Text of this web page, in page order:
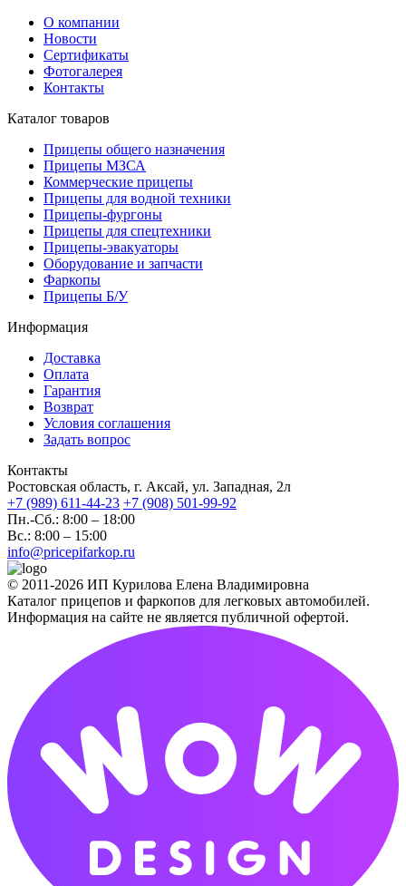
О компании
Новости
Сертификаты
Фотогалерея
Контакты
Каталог товаров
Прицепы общего назначения
Прицепы МЗСА
Коммерческие прицепы
Прицепы для водной техники
Прицепы-фургоны
Прицепы для спецтехники
Прицепы-эвакуаторы
Оборудование и запчасти
Фаркопы
Прицепы Б/У
Информация
Доставка
Оплата
Гарантия
Возврат
Условия соглашения
Задать вопрос
Контакты
Ростовская область, г. Аксай, ул. Западная, 2л
+7 (989) 611-44-23 +7 (908) 501-99-92
Пн.-Сб.: 8:00 – 18:00
Вс.: 8:00 – 15:00
info@pricepifarkop.ru
© 2011-2026 ИП Курилова Елена Владимировна
Каталог прицепов и фаркопов для легковых автомобилей.
Информация на сайте не является публичной офертой.